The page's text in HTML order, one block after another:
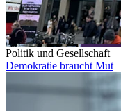
Politik und Gesellschaft
Demokratie braucht Mut